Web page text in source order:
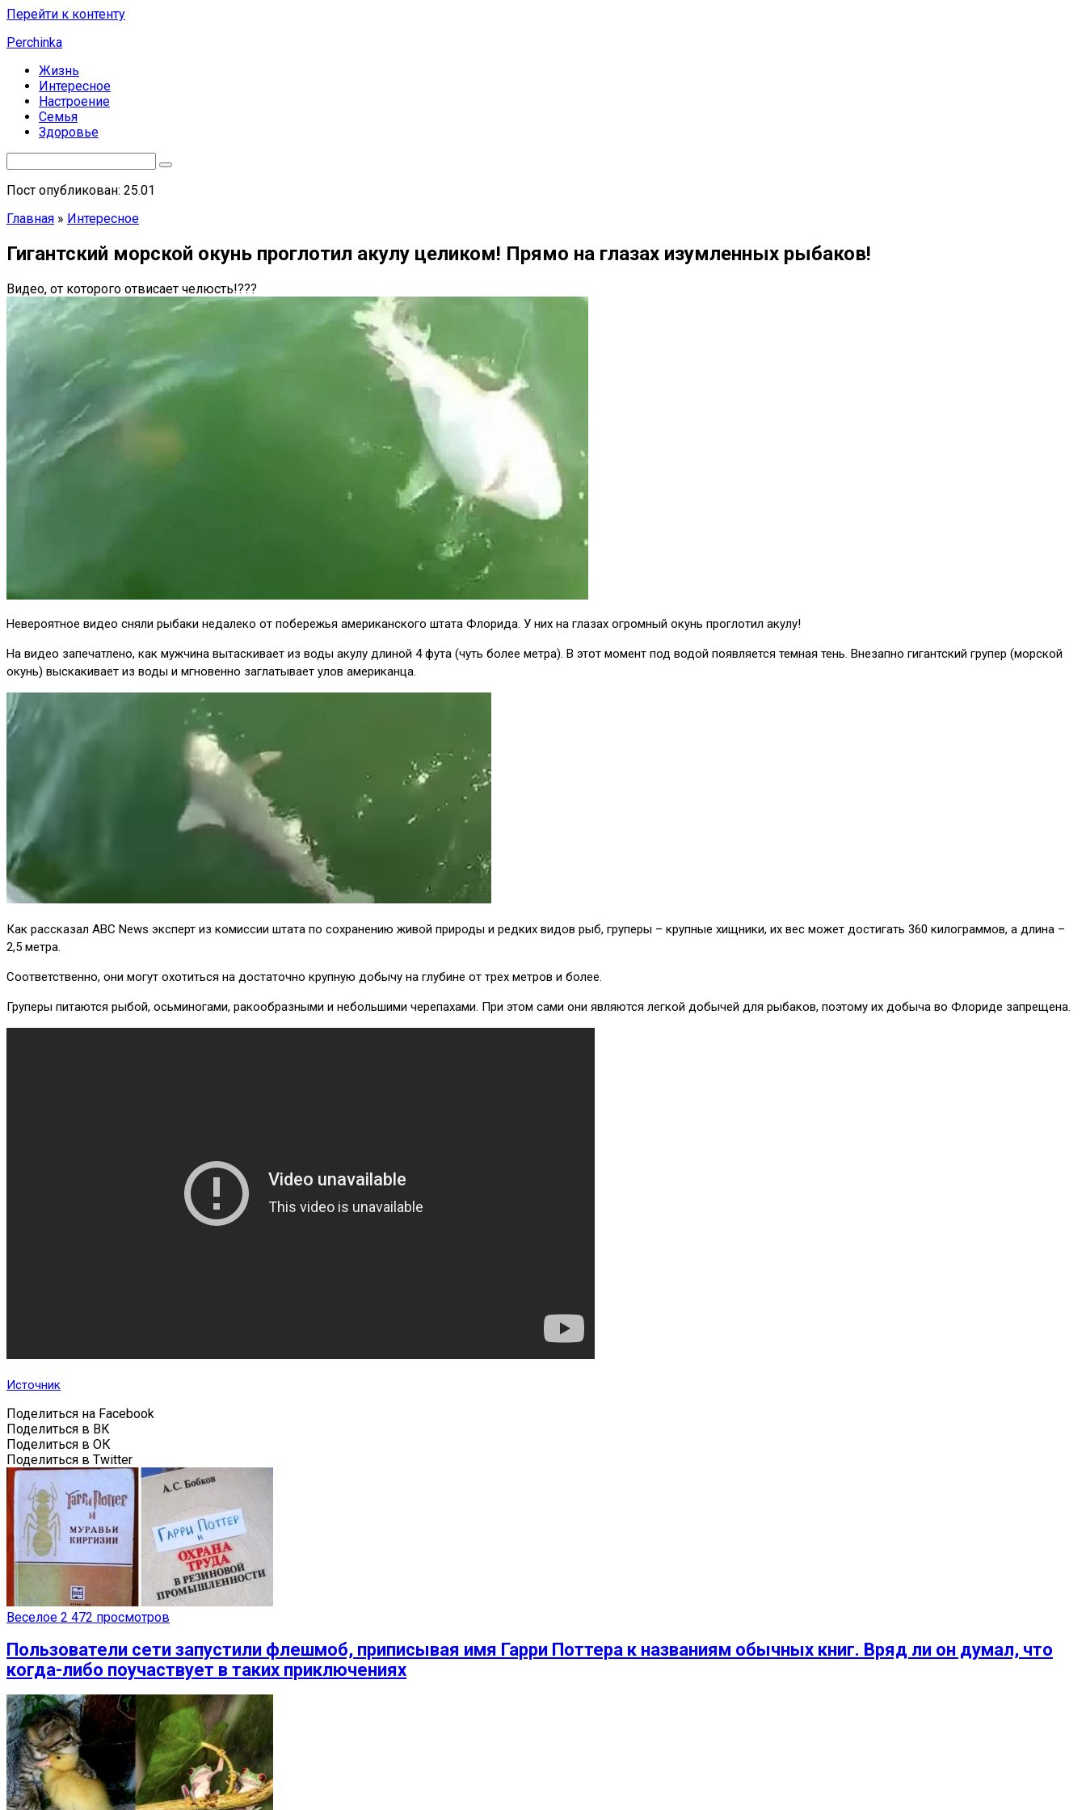
Перейти к контенту
Perchinka
Жизнь
Интересное
Настроение
Семья
Здоровье
Пост опубликован: 25.01
Главная » Интересное
Гигантский морской окунь проглотил акулу целиком! Прямо на глазах изумленных рыбаков!
Видео, от которого отвисает челюсть!???
Невероятное видео сняли рыбаки недалеко от побережья американского штата Флорида. У них на глазах огромный окунь проглотил акулу!
На видео запечатлено, как мужчина вытаскивает из воды акулу длиной 4 фута (чуть более метра). В этот момент под водой появляется темная тень. Внезапно гигантский групер (морской
окунь) выскакивает из воды и мгновенно заглатывает улов американца.
Как рассказал ABC News эксперт из комиссии штата по сохранению живой природы и редких видов рыб, груперы – крупные хищники, их вес может достигать 360 килограммов, а длина –
2,5 метра.
Соответственно, они могут охотиться на достаточно крупную добычу на глубине от трех метров и более.
Груперы питаются рыбой, осьминогами, ракообразными и небольшими черепахами. При этом сами они являются легкой добычей для рыбаков, поэтому их добыча во Флориде запрещена.
Источник
Поделиться на Facebook
Поделиться в ВК
Поделиться в ОК
Поделиться в Twitter
Веселое 2 472 просмотров
Пользователи сети запустили флешмоб, приписывая имя Гарри Поттера к названиям обычных книг. Вряд ли он думал, что
когда-либо поучаствует в таких приключениях